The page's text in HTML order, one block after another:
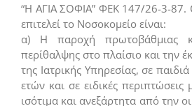
“Η ΑΓΙΑ ΣΟΦΙΑ” ΦΕΚ 147/26-3-
επιτελεί το Νοσοκομείο είναι:
α) Η παροχή πρωτοβάθμιας
περίθαλψης στο πλαίσιο και την
της Ιατρικής Υπηρεσίας, σε
ετών και σε ειδικές περιπτώσεις
ισότιμα και ανεξάρτητα από την